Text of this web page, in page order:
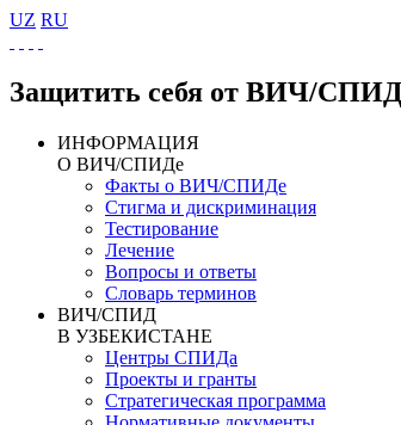
UZ RU
Защитить себя от ВИЧ/
ИНФОРМАЦИЯ
О ВИЧ/СПИДе
Факты о ВИЧ/СПИДе
Стигма и дискриминация
Тестирование
Лечение
Вопросы и ответы
Словарь терминов
ВИЧ/СПИД
В УЗБЕКИСТАНЕ
Центры СПИДа
Проекты и гранты
Стратегическая программа